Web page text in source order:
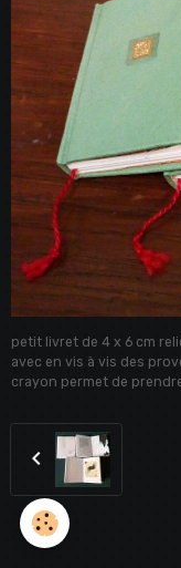
petit livret de 4 x 6 cm
avec en vis à vis des
crayon permet de